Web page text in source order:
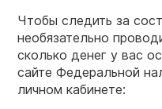
Чтобы следить за
необязательно
сколько денег у вас
сайте Федеральной
личном кабинете: